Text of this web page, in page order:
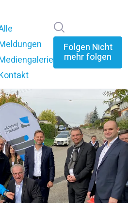
Folgen Nicht
mehr folgen